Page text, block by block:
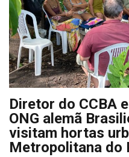
Diretor do CCBA
ONG alemã
visitam hortas
Metropolitana do